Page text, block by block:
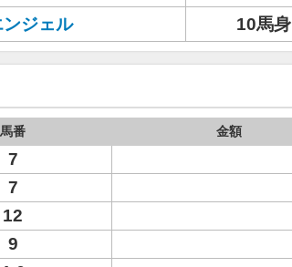
ジェル 10馬身
馬番 金額
7
7
12
9